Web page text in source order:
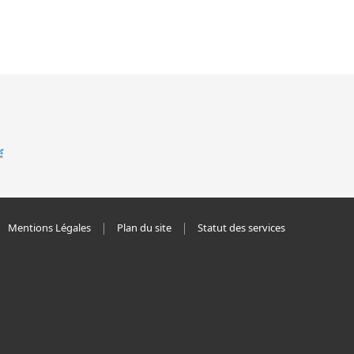
Mentions Légales Plan du site Statut des services